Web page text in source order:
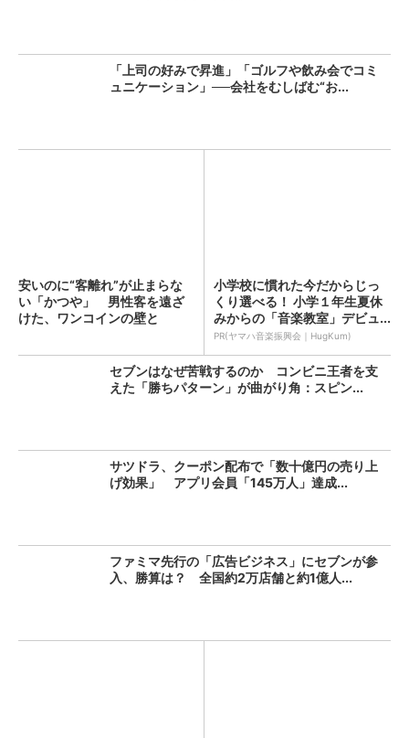
「上司の好みで昇進」「ゴルフや飲み会でコミ
ュニケーション」──会社をむしばむ“お...
安いのに“客離れ”が止まらな
い「かつや」 男性客を遠ざ
けた、ワンコインの壁と
小学校に慣れた今だからじっ
くり選べる！ 小学１年生夏休
みからの「音楽教室」デビュ...
PR(ヤマハ音楽振興会｜HugKum)
セブンはなぜ苦戦するのか コンビニ王者を支
えた「勝ちパターン」が曲がり角：スピン...
サツドラ、クーポン配布で「数十億円の売り上
げ効果」 アプリ会員「145万人」達成...
ファミマ先行の「広告ビジネス」にセブンが参
入、勝算は？ 全国約2万店舗と約1億人...